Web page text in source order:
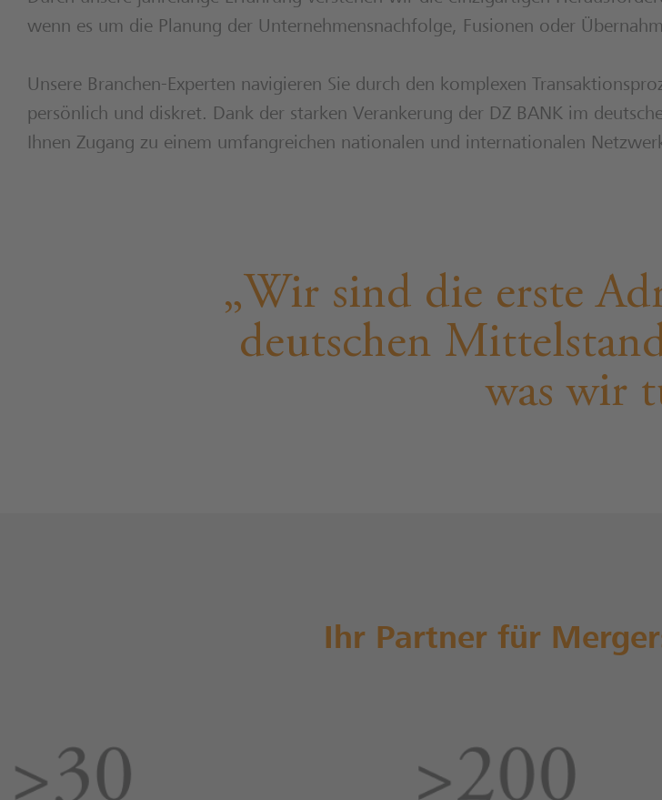
wenn es um die Planung der Unternehmensnachfolge, Fusionen oder
Unsere Branchen-Experten navigieren Sie durch den komplexen
persönlich und diskret. Dank der starken Verankerung der DZ BANK im
Ihnen Zugang zu einem umfangreichen nationalen und internationalen
Wir sind die erste
deutschen
was wir
Ihr Partner für